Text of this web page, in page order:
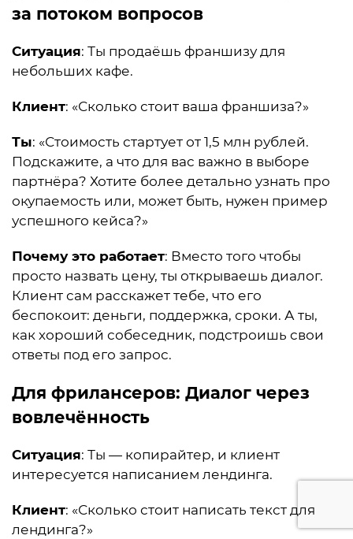
за потоком вопросов
Ситуация: Ты продаёшь франшизу для
небольших кафе.
Клиент: «Сколько стоит ваша франшиза?»
Ты: «Стоимость стартует от 1,5 млн рублей.
Подскажите, а что для вас важно в выборе
партнёра? Хотите более детально узнать про
окупаемость или, может быть, нужен пример
успешного кейса?»
Почему это работает: Вместо того чтобы
просто назвать цену, ты открываешь диалог.
Клиент сам расскажет тебе, что его
беспокоит: деньги, поддержка, сроки. А ты,
как хороший собеседник, подстроишь свои
ответы под его запрос.
Для фрилансеров: Диалог через
вовлечённость
Ситуация: Ты — копирайтер, и клиент
интересуется написанием лендинга.
Клиент: «Сколько стоит написать текст для
лендинга?»